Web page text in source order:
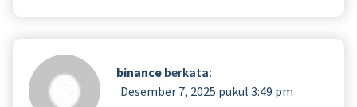
binance berkata:
Desember 7, 2025 pukul 3:49 pm